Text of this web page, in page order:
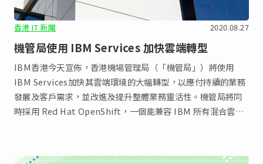
香港 IT 新聞 2020.08.27
機管局使用 IBM Services 加快雲端轉型
IBM香港今天宣佈，香港機場管理局（「機管局」）將使用
IBM Services加快其雲端環境的大幅轉型，以應付持續的業務
發展及客戶需求，並改進及提升整體業務靈活性。機管局將同
時採用 Red Hat OpenShift，一個能兼容 IBM 所有混合雲產